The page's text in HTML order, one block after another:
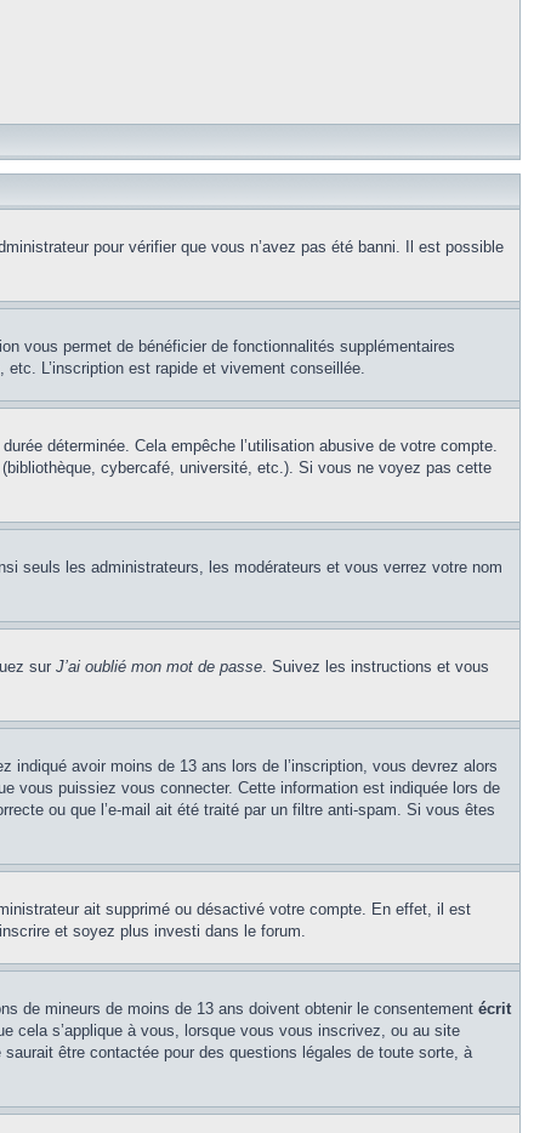
pour vérifier que vous n’avez pas été banni. Il est possible
vous permet de bénéficier de fonctionnalités supplémentaires
L’inscription est rapide et vivement conseillée.
déterminée. Cela empêche l’utilisation abusive de votre compte.
cybercafé, université, etc.). Si vous ne voyez pas cette
seuls les administrateurs, les modérateurs et vous verrez votre nom
sur J’ai oublié mon mot de passe. Suivez les instructions et vous
avoir moins de 13 ans lors de l’inscription, vous devrez alors
vous puissiez vous connecter. Cette information est indiquée lors de
ou que l’e-mail ait été traité par un filtre anti-spam. Si vous êtes
ait supprimé ou désactivé votre compte. En effet, il est
et soyez plus investi dans le forum.
de mineurs de moins de 13 ans doivent obtenir le consentement écrit
cela s’applique à vous, lorsque vous vous inscrivez, ou au site
être contactée pour des questions légales de toute sorte, à